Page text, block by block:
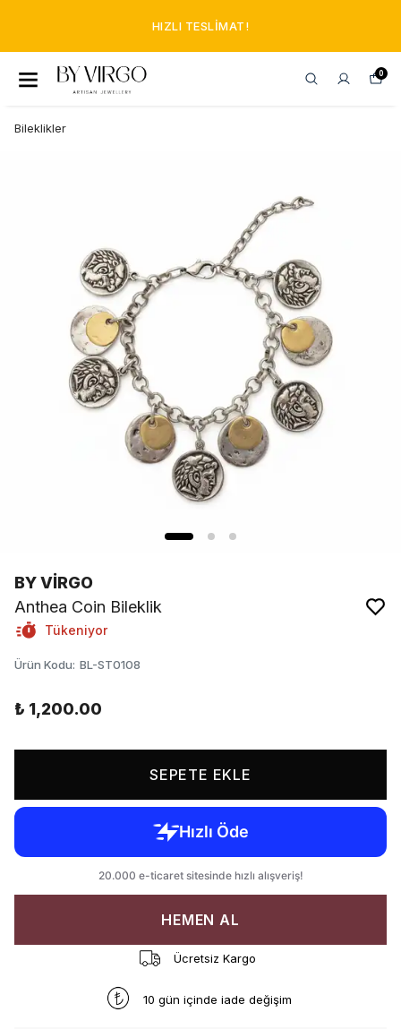
HIZLI TESLIMAT!
0
Bileklikler
BY VİRGO
Anthea Coin Bileklik
Tükeniyor
Ürün Kodu: BL-ST0108
₺ 1,200.00
SEPETE EKLE
HEMEN AL
Ücretsiz Kargo
10 gün içinde iade değişim